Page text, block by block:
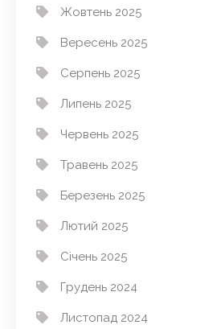
Жовтень 2025
Вересень 2025
Серпень 2025
Липень 2025
Червень 2025
Травень 2025
Березень 2025
Лютий 2025
Січень 2025
Грудень 2024
Листопад 2024